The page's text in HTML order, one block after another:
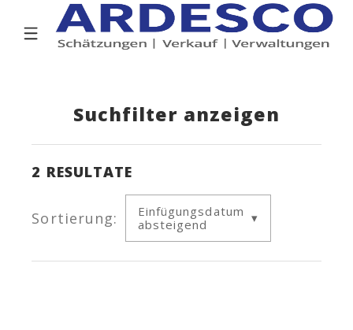
Suchfilter anzeigen
2 RESULTATE
Sortierung:
Einfügungsdatum
absteigend